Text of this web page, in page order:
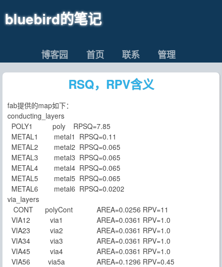
bluebird的笔记
博客园 首页 联系 管理
RSQ，RPV含义
fab提供的map如下：
conducting_layers
POLY1 poly RPSQ=7.85
METAL1 metal1 RPSQ=0.11
METAL2 metal2 RPSQ=0.065
METAL3 metal3 RPSQ=0.065
METAL4 metal4 RPSQ=0.065
METAL5 metal5 RPSQ=0.065
METAL6 metal6 RPSQ=0.0202
via_layers
CONT polyCont AREA=0.0256 RPV=11
VIA12 via1 AREA=0.0361 RPV=1.0
VIA23 via2 AREA=0.0361 RPV=1.0
VIA34 via3 AREA=0.0361 RPV=1.0
VIA45 via4 AREA=0.0361 RPV=1.0
VIA56 via5a AREA=0.1296 RPV=0.45